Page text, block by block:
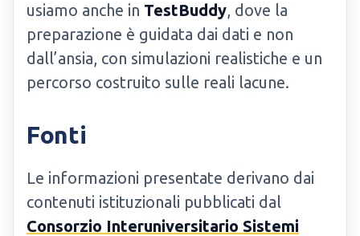
usiamo anche in TestBuddy, dove la
preparazione è guidata dai dati e non
dall’ansia, con simulazioni realistiche e un
percorso costruito sulle reali lacune.
Fonti
Le informazioni presentate derivano dai
contenuti istituzionali pubblicati dal
Consorzio Interuniversitario Sistemi